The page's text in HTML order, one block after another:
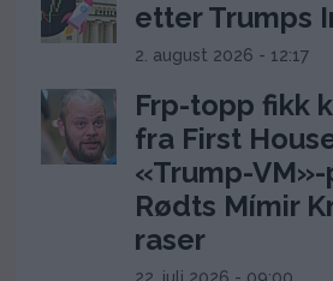
etter Trumps
2. august 2026 - 12:17
Frp-topp fikk
fra First
«Trump-
Rødts Mímir
raser
22. juli 2026 - 09:00